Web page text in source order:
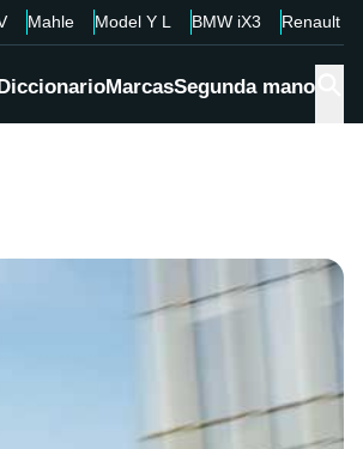
Mahle Model Y L BMW iX3 Renault
MarcasSegunda mano